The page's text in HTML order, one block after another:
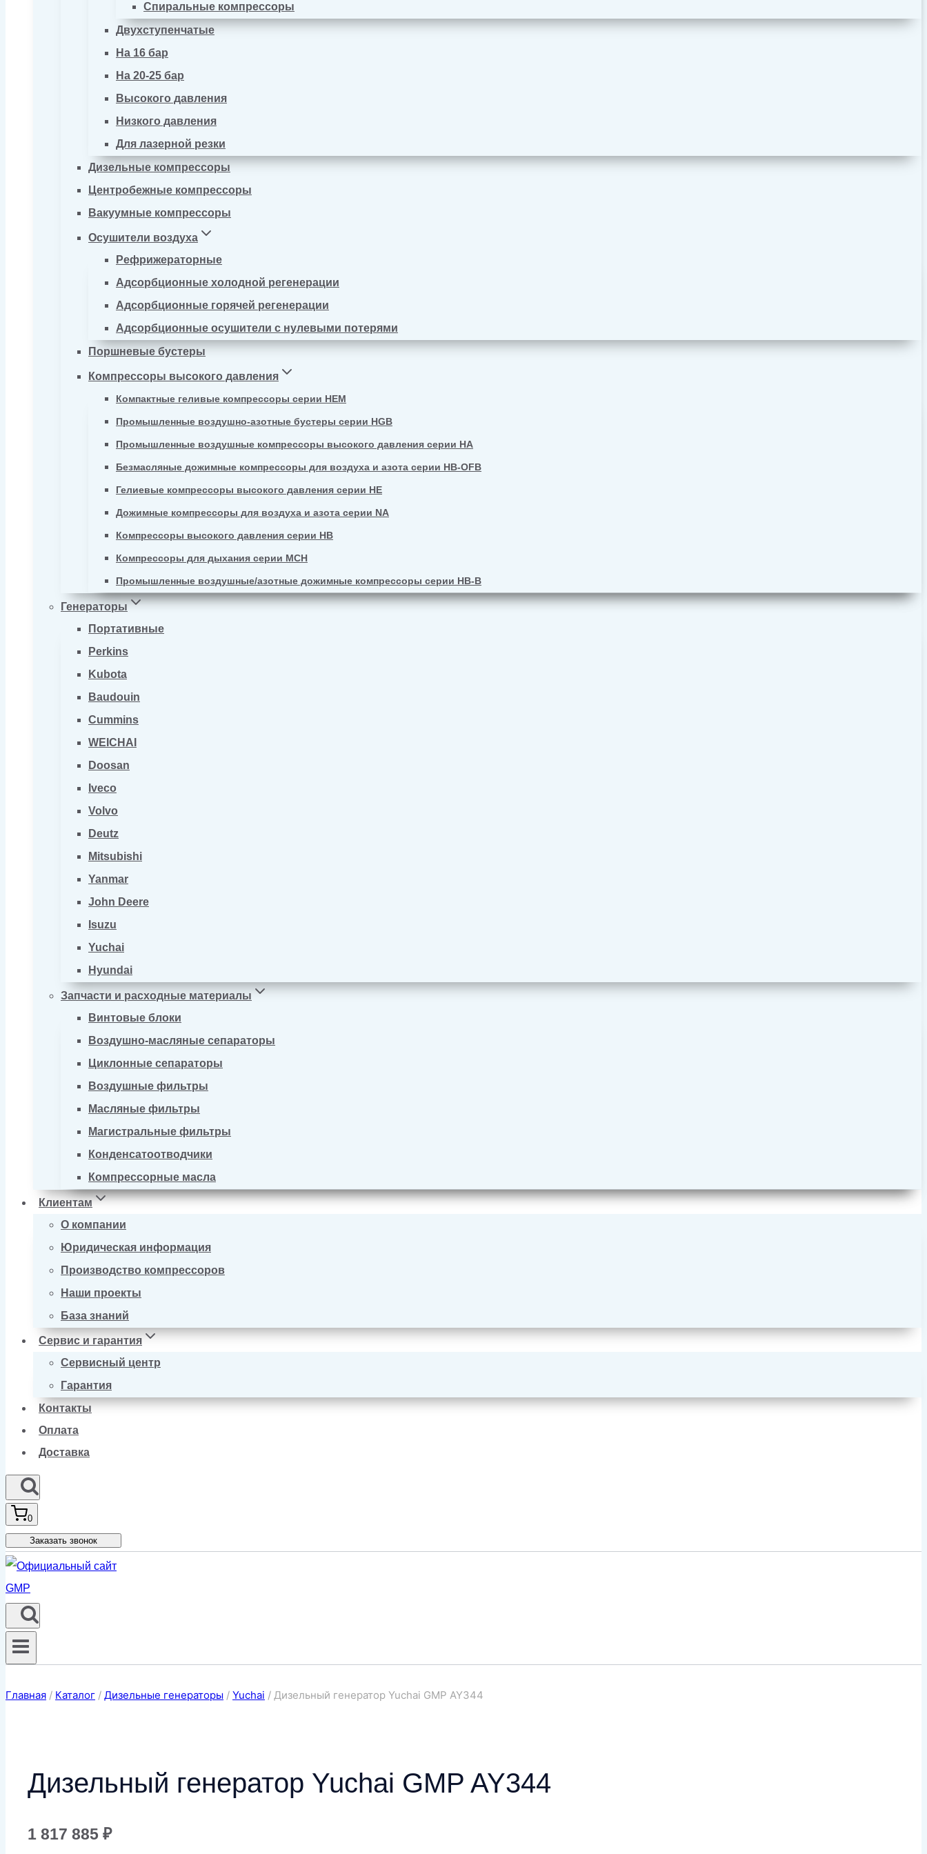
Спиральные компрессоры
Двухступенчатые
На 16 бар
На 20-25 бар
Высокого давления
Низкого давления
Для лазерной резки
Дизельные компрессоры
Центробежные компрессоры
Вакуумные компрессоры
Осушители воздуха
Рефрижераторные
Адсорбционные холодной регенерации
Адсорбционные горячей регенерации
Адсорбционные осушители с нулевыми потерями
Поршневые бустеры
Компрессоры высокого давления
Компактные геливые компрессоры серии HEM
Промышленные воздушно-азотные бустеры серии HGB
Промышленные воздушные компрессоры высокого давления серии HA
Безмасляные дожимные компрессоры для воздуха и азота серии HB-OFB
Гелиевые компрессоры высокого давления серии HE
Дожимные компрессоры для воздуха и азота серии NA
Компрессоры высокого давления серии HB
Компрессоры для дыхания серии MCH
Промышленные воздушные/азотные дожимные компрессоры серии HB-B
Генераторы
Портативные
Perkins
Kubota
Baudouin
Cummins
WEICHAI
Doosan
Iveco
Volvo
Deutz
Mitsubishi
Yanmar
John Deere
Isuzu
Yuchai
Hyundai
Запчасти и расходные материалы
Винтовые блоки
Воздушно-масляные сепараторы
Циклонные сепараторы
Воздушные фильтры
Масляные фильтры
Магистральные фильтры
Конденсатоотводчики
Компрессорные масла
Клиентам
О компании
Юридическая информация
Производство компрессоров
Наши проекты
База знаний
Сервис и гарантия
Сервисный центр
Гарантия
Контакты
Оплата
Доставка
0
Заказать звонок
Главная / Каталог / Дизельные генераторы / Yuchai / Дизельный генератор Yuchai GMP AY344
Дизельный генератор Yuchai GMP AY344
1 817 885 ₽